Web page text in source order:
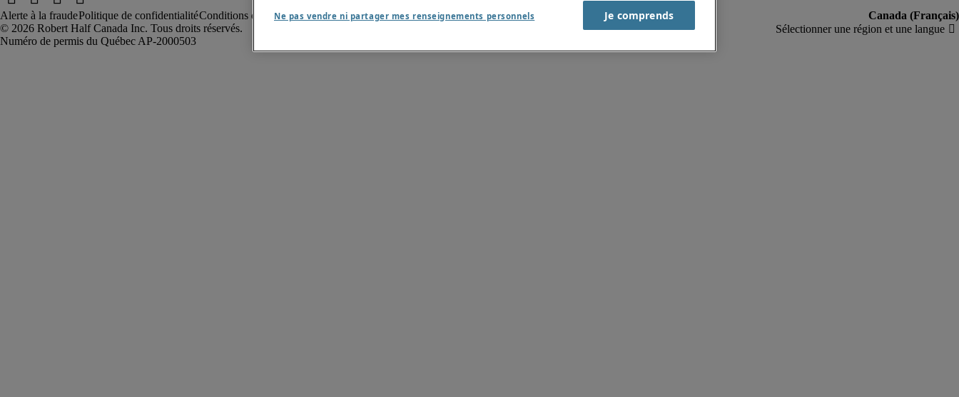
Alerte à la fraudePolitique de confidentialitéConditions d’utilisation Rapport sur l'esclavage moderne
Robert Half Canada Inc. Tous droits réservés.
Ne pas vendre ni partager mes renseignements personnels Je comprends